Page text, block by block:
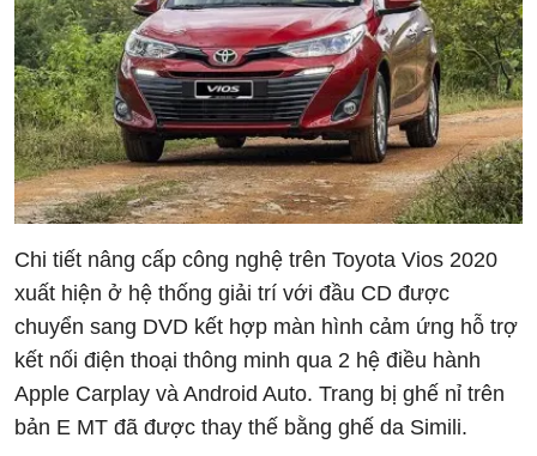
Chi tiết nâng cấp công nghệ trên Toyota Vios 2020
xuất hiện ở hệ thống giải trí với đầu CD được
chuyển sang DVD kết hợp màn hình cảm ứng hỗ trợ
kết nối điện thoại thông minh qua 2 hệ điều hành
Apple Carplay và Android Auto. Trang bị ghế nỉ trên
bản E MT đã được thay thế bằng ghế da Simili.